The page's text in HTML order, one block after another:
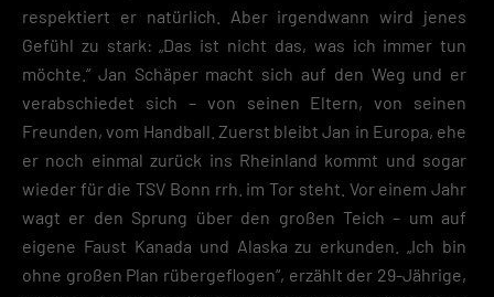
respektiert er natürlich. Aber irgendwann wird jenes
Gefühl zu stark: „Das ist nicht das, was ich immer tun
möchte.“ Jan Schäper macht sich auf den Weg und er
verabschiedet sich – von seinen Eltern, von seinen
Freunden, vom Handball. Zuerst bleibt Jan in Europa, ehe
er noch einmal zurück ins Rheinland kommt und sogar
wieder für die TSV Bonn rrh. im Tor steht. Vor einem Jahr
wagt er den Sprung über den großen Teich – um auf
eigene Faust Kanada und Alaska zu erkunden. „Ich bin
ohne großen Plan rübergeflogen“, erzählt der 29-Jährige,